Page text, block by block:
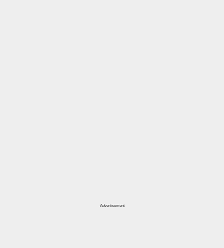
Advertisement